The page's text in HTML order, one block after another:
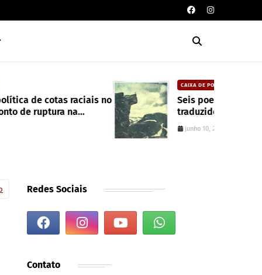
Seis poemas de Stephen Crane
traduzidos por Mayk Oliveira
Redes Sociais
Contato